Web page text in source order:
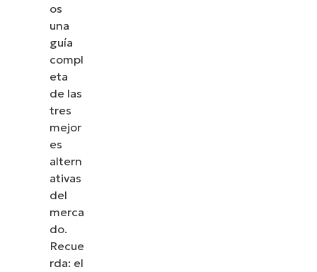
os
una
guía
compl
eta
de las
tres
mejor
es
altern
ativas
del
merca
do.
Recue
rda: el